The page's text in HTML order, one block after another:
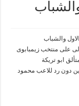
والشباب
على منتخب زيمبابوى
ابو تريكة
دون رد للاعب محمود